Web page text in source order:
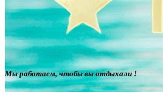
Мы работаем, чтобы вы отдыхали !